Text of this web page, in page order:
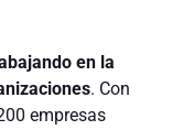
en la
. Con
empresas